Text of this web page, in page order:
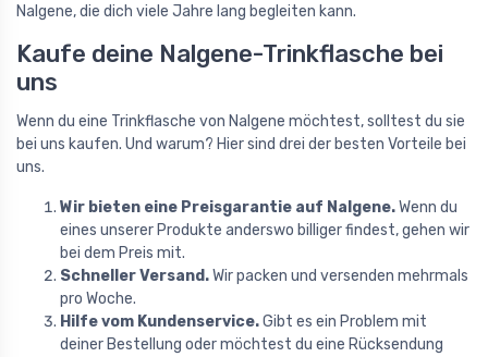
Nalgene, die dich viele Jahre lang begleiten kann.
Kaufe deine Nalgene-Trinkflasche bei
uns
Wenn du eine Trinkflasche von Nalgene möchtest, solltest du sie
bei uns kaufen. Und warum? Hier sind drei der besten Vorteile bei
uns.
Wir bieten eine Preisgarantie auf Nalgene.Wenn du
eines unserer Produkte anderswo billiger findest, gehen wir
bei dem Preis mit.
Schneller Versand.Wir packen und versenden mehrmals
pro Woche.
Hilfe vom Kundenservice.Gibt es ein Problem mit
deiner Bestellung oder möchtest du eine Rücksendung